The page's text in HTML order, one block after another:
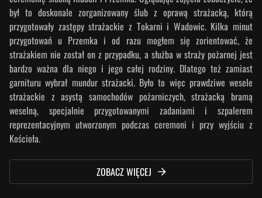
był to doskonale zorganizowany ślub z oprawą strażacką, którą
przygotowały zastępy strażackie z Tokarni i Wadowic. Kilka minut
przygotowań u Przemka i od razu mogłem się zorientować, że
strażakiem nie został on z przypadku, a służba w straży pożarnej jest
bardzo ważna dla niego i jego całej rodziny. Dlatego też zamiast
garnituru wybrał mundur strażacki. Było to więc prawdziwe wesele
strażackie z asystą samochodów pożarniczych, strażacką bramą
weselną, specjalnie przygotowanymi zadaniami i szpalerem
reprezentacyjnym utworzonym podczas ceremoni i przy wyjściu z
Kościoła.
ZOBACZ WIĘCEJ